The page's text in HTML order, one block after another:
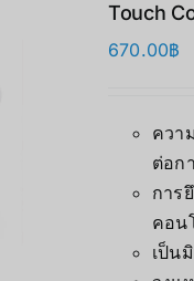
Touch
670.00฿
ควา
ต่อก
การ
คอน
เป็น